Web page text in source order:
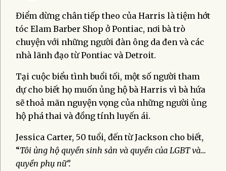
Điểm dừng chân tiếp theo của Harris là tiệm hớt
tóc Elam Barber Shop ở Pontiac, nơi bà trò
chuyện với những người đàn ông da đen và các
nhà lãnh đạo từ Pontiac và Detroit.
Tại cuộc biểu tình buổi tối, một số người tham
dự cho biết họ muốn ủng hộ bà Harris vì bà hứa
sẽ thoả mãn nguyện vọng của những người ủng
hộ phá thai và đồng tính luyến ái.
Jessica Carter, 50 tuổi, đến từ Jackson cho biết,
“Tôi ủng hộ quyền sinh sản và quyền của LGBT và…
quyền phụ nữ”.